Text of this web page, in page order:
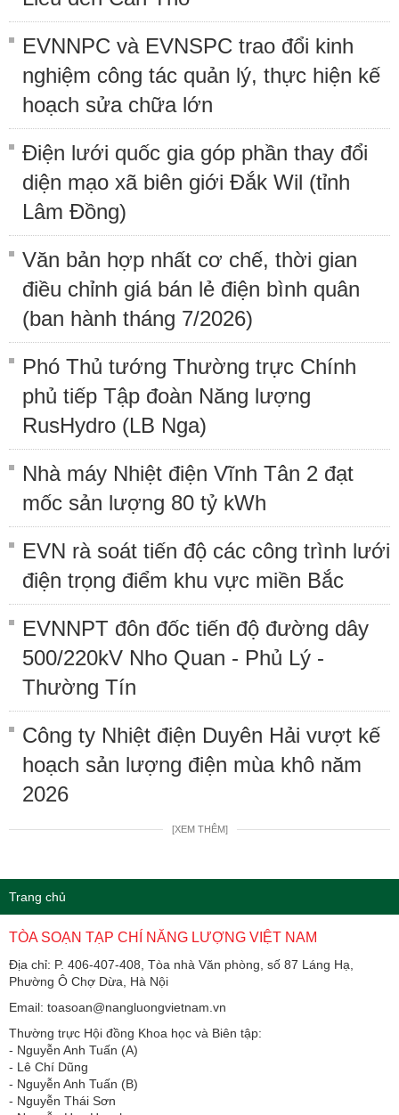
EVNNPC và EVNSPC trao đổi kinh
nghiệm công tác quản lý, thực hiện kế
hoạch sửa chữa lớn
Điện lưới quốc gia góp phần thay đổi
diện mạo xã biên giới Đắk Wil (tỉnh
Lâm Đồng)
Văn bản hợp nhất cơ chế, thời gian
điều chỉnh giá bán lẻ điện bình quân
(ban hành tháng 7/2026)
Phó Thủ tướng Thường trực Chính
phủ tiếp Tập đoàn Năng lượng
RusHydro (LB Nga)
Nhà máy Nhiệt điện Vĩnh Tân 2 đạt
mốc sản lượng 80 tỷ kWh
EVN rà soát tiến độ các công trình lưới
điện trọng điểm khu vực miền Bắc
EVNNPT đôn đốc tiến độ đường dây
500/220kV Nho Quan - Phủ Lý -
Thường Tín
Công ty Nhiệt điện Duyên Hải vượt kế
hoạch sản lượng điện mùa khô năm
2026
[XEM THÊM]
Trang chủ
TÒA SOẠN TẠP CHÍ NĂNG LƯỢNG VIỆT NAM
Địa chỉ: P. 406-407-408, Tòa nhà Văn phòng, số 87 Láng Hạ,
Phường Ô Chợ Dừa, Hà Nội
Email: toasoan@nangluongvietnam.vn
Thường trực Hội đồng Khoa học và Biên tập:
​​​​​​- Nguyễn Anh Tuấn (A)
- Lê Chí Dũng
- Nguyễn Anh Tuấn (B)
- Nguyễn Thái Sơn